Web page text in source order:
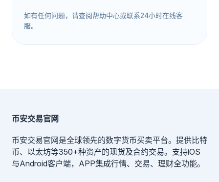
如有任何问题，请查阅帮助中心或联系24小时在线客
服。
币安交易官网
币安交易官网是全球领先的数字货币买卖平台。提供比特
币、以太坊等350+种资产的现货及合约交易。支持iOS
与Android客户端，APP集成行情、交易、理财全功能。